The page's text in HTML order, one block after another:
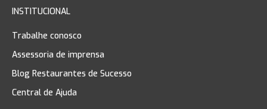
INSTITUCIONAL
Trabalhe conosco
Assessoria de imprensa
Blog Restaurantes de Sucesso
Central de Ajuda